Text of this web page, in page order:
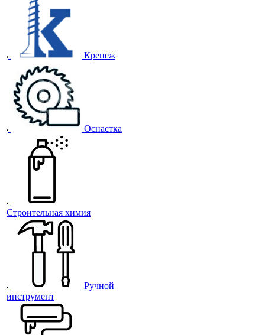
Крепеж
Оснастка
Строительная химия
Ручной
инструмент